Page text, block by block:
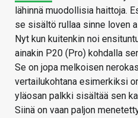
lähinnä muodollisia haittoja.
se sisältö rullaa sinne loven
Nyt kun kuitenkin noi
ainakin P20 (Pro) kohdalla
Se on jopa melkoisen
vertailukohtana esimerkiksi
yläosan palkki sisältää sen
Siinä on vaan paljon